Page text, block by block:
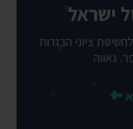
ישראל
ציוני הבגרות
גאווה